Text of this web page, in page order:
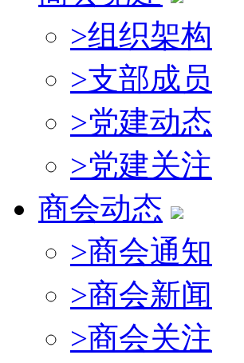
>组织架构
>支部成员
>党建动态
>党建关注
商会动态
>商会通知
>商会新闻
>商会关注